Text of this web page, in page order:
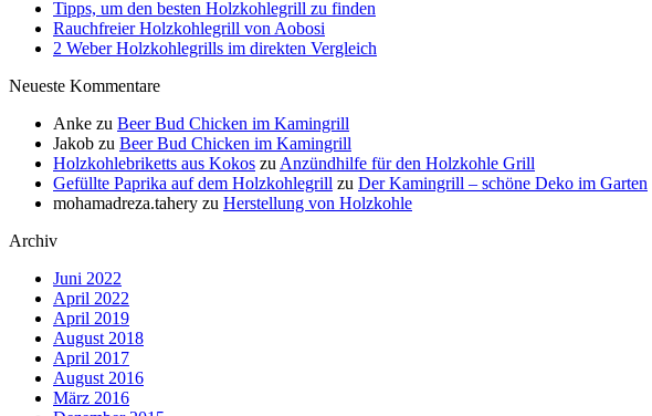
Tipps, um den besten Holzkohlegrill zu finden
Rauchfreier Holzkohlegrill von Aobosi
2 Weber Holzkohlegrills im direkten Vergleich
Neueste Kommentare
Anke zu Beer Bud Chicken im Kamingrill
Jakob zu Beer Bud Chicken im Kamingrill
Holzkohlebriketts aus Kokos zu Anzündhilfe für den Holzkohle Grill
Gefüllte Paprika auf dem Holzkohlegrill zu Der Kamingrill – schöne Deko im Garten
mohamadreza.tahery zu Herstellung von Holzkohle
Archiv
Juni 2022
April 2022
April 2019
August 2018
April 2017
August 2016
März 2016